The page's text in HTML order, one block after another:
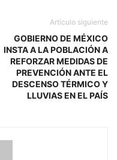
Artículo siguiente
GOBIERNO DE MÉXICO
INSTA A LA POBLACIÓN A
REFORZAR MEDIDAS DE
PREVENCIÓN ANTE EL
DESCENSO TÉRMICO Y
LLUVIAS EN EL PAÍS